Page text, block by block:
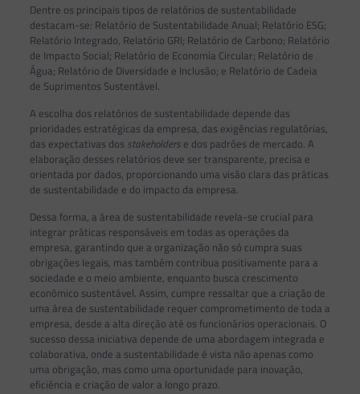
Dentre os principais tipos de relatórios de sustentabilidade
destacam-se: Relatório de Sustentabilidade Anual; Relatório ESG;
Relatório Integrado, Relatório GRI; Relatório de Carbono; Relatório
de Impacto Social; Relatório de Economia Circular; Relatório de
Água; Relatório de Diversidade e Inclusão; e Relatório de Cadeia
de Suprimentos Sustentável.
A escolha dos relatórios de sustentabilidade depende das
prioridades estratégicas da empresa, das exigências regulatórias,
das expectativas dos stakeholders e dos padrões de mercado. A
elaboração desses relatórios deve ser transparente, precisa e
orientada por dados, proporcionando uma visão clara das práticas
de sustentabilidade e do impacto da empresa.
Dessa forma, a área de sustentabilidade revela-se crucial para
integrar práticas responsáveis em todas as operações da
empresa, garantindo que a organização não só cumpra suas
obrigações legais, mas também contribua positivamente para a
sociedade e o meio ambiente, enquanto busca crescimento
econômico sustentável. Assim, cumpre ressaltar que a criação de
uma área de sustentabilidade requer comprometimento de toda a
empresa, desde a alta direção até os funcionários operacionais. O
sucesso dessa iniciativa depende de uma abordagem integrada e
colaborativa, onde a sustentabilidade é vista não apenas como
uma obrigação, mas como uma oportunidade para inovação,
eficiência e criação de valor a longo prazo.